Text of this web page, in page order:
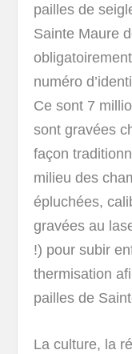
pailles de
Sainte Maure
numéro
Ce sont 7
sont gravées
façon
milieu des
épluchées,
gravées au
!) pour subir
thermisation
pailles de
La culture, la